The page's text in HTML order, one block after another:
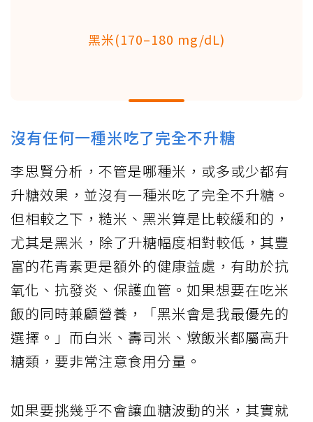
黑米(170–180 mg/dL)
沒有任何一種米吃了完全不升糖
李思賢分析，不管是哪種米，或多或少都有
升糖效果，並沒有一種米吃了完全不升糖。
但相較之下，糙米、黑米算是比較緩和的，
尤其是黑米，除了升糖幅度相對較低，其豐
富的花青素更是額外的健康益處，有助於抗
氧化、抗發炎、保護血管。如果想要在吃米
飯的同時兼顧營養，「黑米會是我最優先的
選擇。」而白米、壽司米、燉飯米都屬高升
糖類，要非常注意食用分量。
如果要挑幾乎不會讓血糖波動的米，其實就